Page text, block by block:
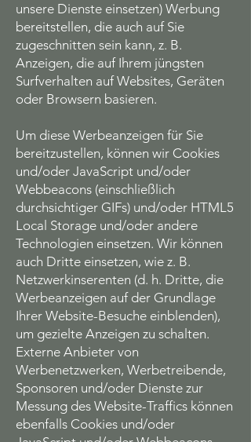
unsere Dienste einsetzen) Werbung
bereitstellen, die auch auf Sie
zugeschnitten sein kann, z. B.
Anzeigen, die auf Ihrem jüngsten
Surfverhalten auf Websites, Geräten
oder Browsern basieren.
Um diese Werbeanzeigen für Sie
bereitzustellen, können wir Cookies
und/oder JavaScript und/oder
Webbeacons (einschließlich
durchsichtiger GIFs) und/oder HTML5
Local Storage und/oder andere
Technologien einsetzen. Wir können
auch Dritte einsetzen, wie z. B.
Netzwerkinserenten (d. h. Dritte, die
Werbeanzeigen auf der Grundlage
Ihrer Website-Besuche einblenden),
um gezielte Anzeigen zu schalten.
Externe Anbieter von
Werbenetzwerken, Werbetreibende,
Sponsoren und/oder Dienste zur
Messung des Website-Traffics können
ebenfalls Cookies und/oder